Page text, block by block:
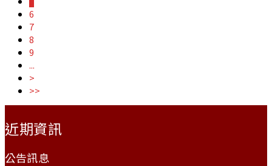
6
7
8
9
...
>
>>
近期資訊
公告訊息